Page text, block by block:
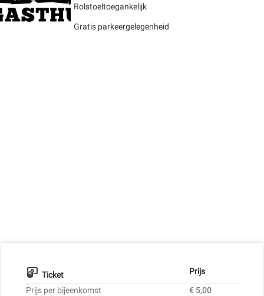
Rolstoeltoegankelijk
Gratis parkeergelegenheid
Ticket
Prijs
Prijs per bijeenkomst
€ 5,00